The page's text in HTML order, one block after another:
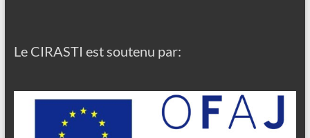
Le CIRASTI est soutenu par: